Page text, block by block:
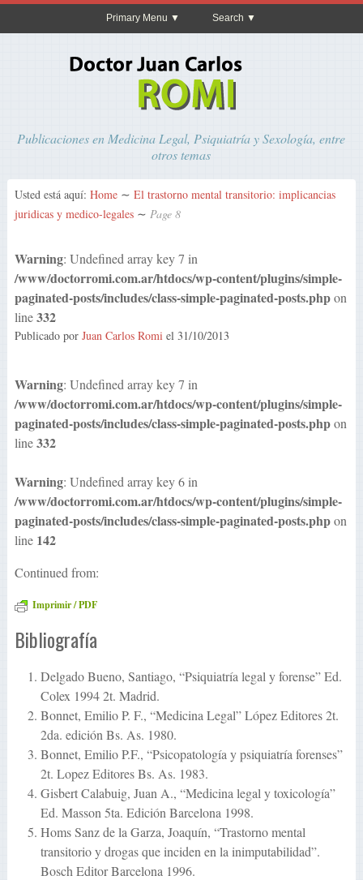
Primary Menu Search
Publicaciones en Medicina Legal, Psiquiatría y Sexología, entre
otros temas
Usted está aquí: Home ∼ El trastorno mental transitorio: implicancias
juridicas y medico-legales ∼ Page 8
Warning: Undefined array key 7 in
/www/doctorromi.com.ar/htdocs/wp-content/plugins/simple-
paginated-posts/includes/class-simple-paginated-posts.phpon
line332
Publicado por Juan Carlos Romiel 31/10/2013
Warning: Undefined array key 7 in
/www/doctorromi.com.ar/htdocs/wp-content/plugins/simple-
paginated-posts/includes/class-simple-paginated-posts.phpon
line332
Warning: Undefined array key 6 in
/www/doctorromi.com.ar/htdocs/wp-content/plugins/simple-
paginated-posts/includes/class-simple-paginated-posts.phpon
line 142
Continued from:
Imprimir / PDF
Bibliografía
Delgado Bueno, Santiago, “Psiquiatría legal y forense” Ed.
Colex 1994 2t. Madrid.
Bonnet, Emilio P. F., “Medicina Legal” López Editores 2t.
2da. edición Bs. As. 1980.
Bonnet, Emilio P.F., “Psicopatología y psiquiatría forenses”
2t. Lopez Editores Bs. As. 1983.
Gisbert Calabuig, Juan A., “Medicina legal y toxicología”
Ed. Masson 5ta. Edición Barcelona 1998.
Homs Sanz de la Garza, Joaquín, “Trastorno mental
transitorio y drogas que inciden en la inimputabilidad”.
Bosch Editor Barcelona 1996.